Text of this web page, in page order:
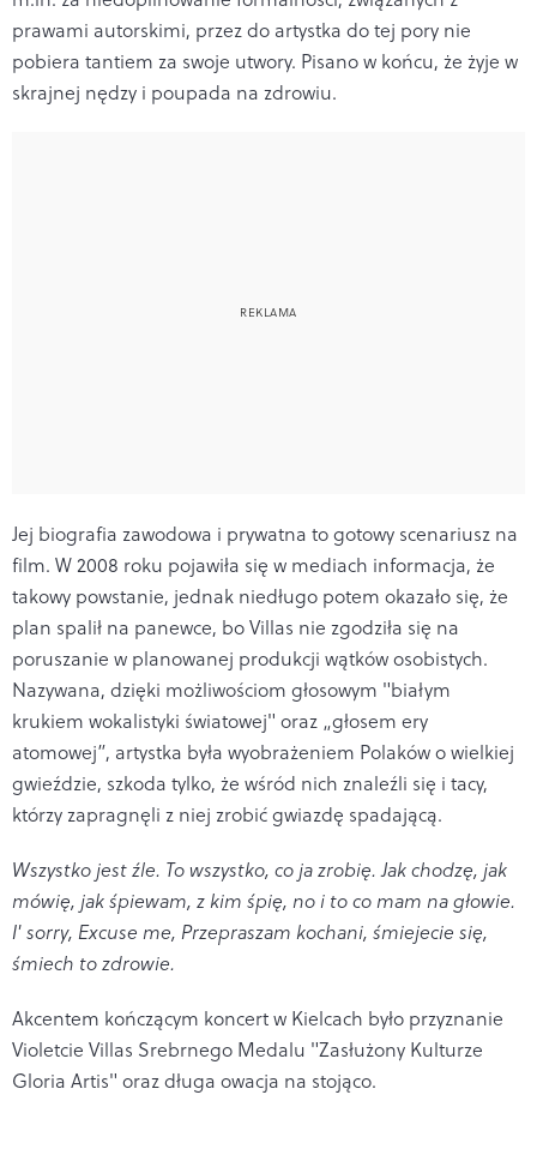
prawami autorskimi, przez do artystka do tej pory nie
pobiera tantiem za swoje utwory. Pisano w końcu, że żyje w
skrajnej nędzy i poupada na zdrowiu.
Jej biografia zawodowa i prywatna to gotowy scenariusz na
film. W 2008 roku pojawiła się w mediach informacja, że
takowy powstanie, jednak niedługo potem okazało się, że
plan spalił na panewce, bo Villas nie zgodziła się na
poruszanie w planowanej produkcji wątków osobistych.
Nazywana, dzięki możliwościom głosowym "białym
krukiem wokalistyki światowej" oraz „głosem ery
atomowej”, artystka była wyobrażeniem Polaków o wielkiej
gwieździe, szkoda tylko, że wśród nich znaleźli się i tacy,
którzy zapragnęli z niej zrobić gwiazdę spadającą.
Wszystko jest źle. To wszystko, co ja zrobię. Jak chodzę, jak
mówię, jak śpiewam, z kim śpię, no i to co mam na głowie.
I' sorry, Excuse me, Przepraszam kochani, śmiejecie się,
śmiech to zdrowie.
Akcentem kończącym koncert w Kielcach było przyznanie
Violetcie Villas Srebrnego Medalu "Zasłużony Kulturze
Gloria Artis" oraz długa owacja na stojąco.